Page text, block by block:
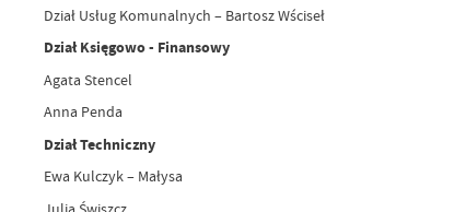
Dział Usług Komunalnych – Bartosz Wściseł
Dział Księgowo - Finansowy
Agata Stencel
Anna Penda
Dział Techniczny
Ewa Kulczyk – Małysa